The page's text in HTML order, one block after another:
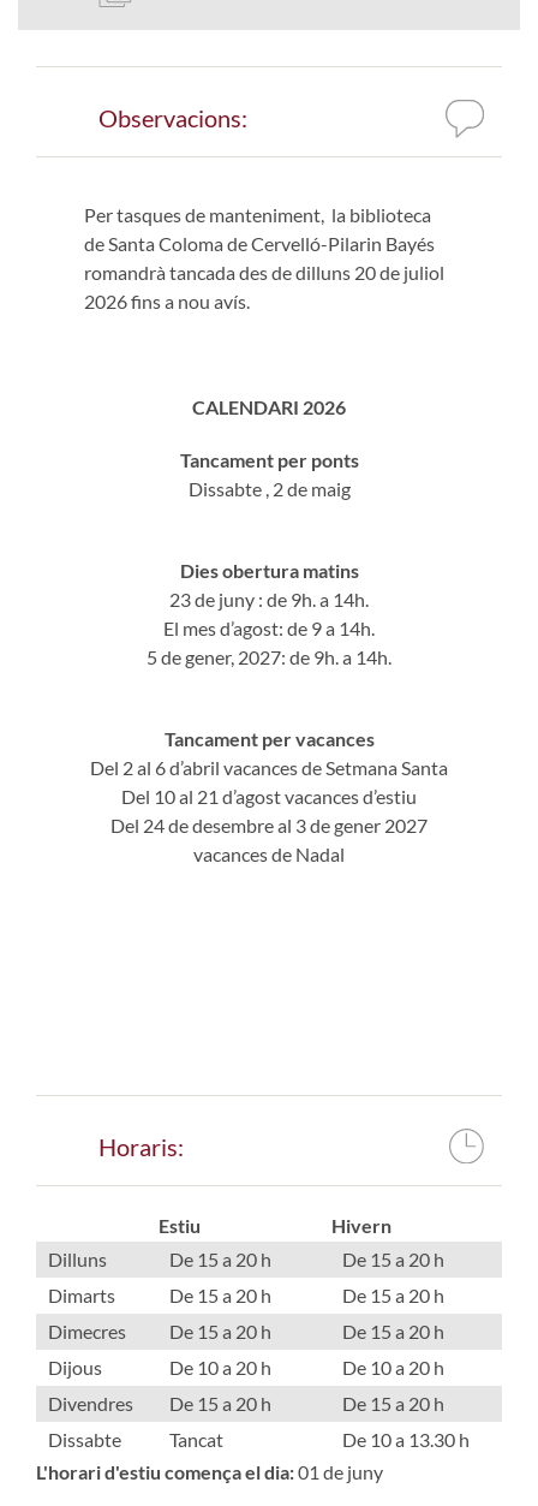
Observacions:
Per tasques de manteniment, la biblioteca
de Santa Coloma de Cervelló-Pilarin Bayés
romandrà tancada des de dilluns 20 de juliol
2026 fins a nou avís.
CALENDARI 2026
Tancament per ponts
Dissabte , 2 de maig
Dies obertura matins
23 de juny : de 9h. a 14h.
El mes d’agost: de 9 a 14h.
5 de gener, 2027: de 9h. a 14h.
Tancament per vacances
Del 2 al 6 d’abril vacances de Setmana Santa
Del 10 al 21 d’agost vacances d’estiu
Del 24 de desembre al 3 de gener 2027
vacances de Nadal
Horaris:
Estiu
Hivern
Dilluns
De 15 a 20 h
De 15 a 20 h
Dimarts
De 15 a 20 h
De 15 a 20 h
Dimecres
De 15 a 20 h
De 15 a 20 h
Dijous
De 10 a 20 h
De 10 a 20 h
Divendres
De 15 a 20 h
De 15 a 20 h
Dissabte
Tancat
De 10 a 13.30 h
L'horari d'estiu comença el dia:01 de juny